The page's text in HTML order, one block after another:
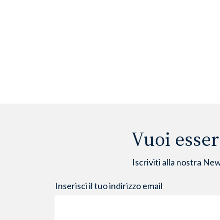
Vuoi
Iscriviti alla nostra
Inserisci il tuo indirizzo email